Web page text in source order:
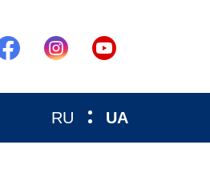
RU UA